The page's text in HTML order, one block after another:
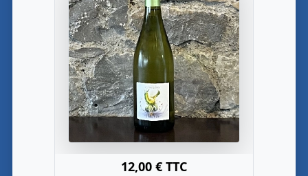
12,00 € TTC